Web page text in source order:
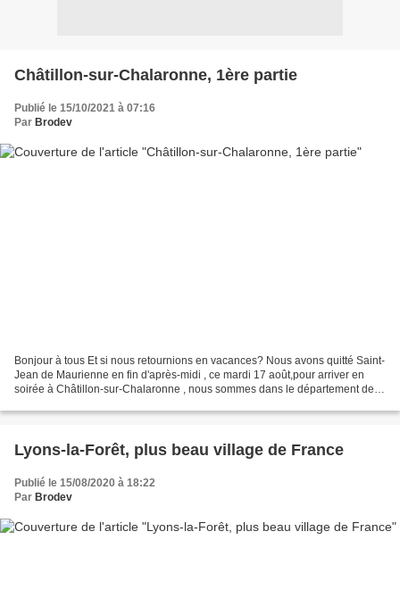
Châtillon-sur-Chalaronne, 1ère partie
Publié le 15/10/2021 à 07:16
Par Brodev
Bonjour à tous Et si nous retournions en vacances? Nous avons quitté Saint-
Jean de Maurienne en fin d'après-midi , ce mardi 17 août,pour arriver en
soirée à Châtillon-sur-Chalaronne , nous sommes dans le département de
Lyons-la-Forêt, plus beau village de France
Publié le 15/08/2020 à 18:22
Par Brodev